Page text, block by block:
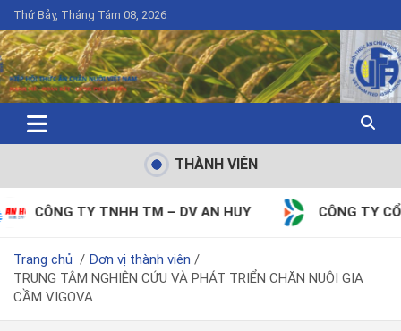
Thứ Bảy, Tháng Tám 08, 2026
THÀNH VIÊN
TNHH TM – DV AN HUY CÔNG TY CỔ PHẦN TẬP
Trang chủ
Đơn vị thành viên
TRUNG TÂM NGHIÊN CỨU VÀ PHÁT TRIỂN CHĂN NUÔI GIA
CẦM VIGOVA